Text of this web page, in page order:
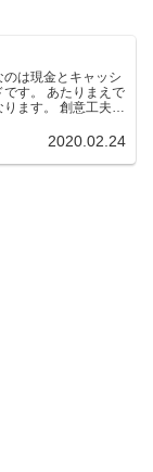
は現金とキャッシ
す。 あたりまえで
ます。 創意工夫で
ズはもって行った方
2020.02.24